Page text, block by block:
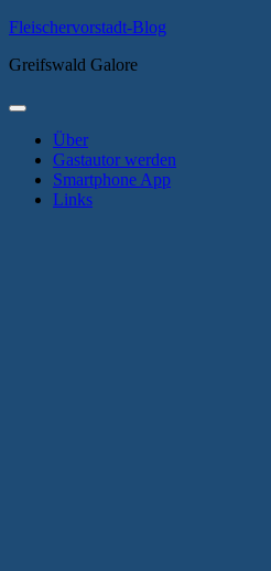
Zum
springen
Fleischervorstadt-Blog
Greifswald Galore
Primäres
Über
Gastautor werden
Smartphone App
Links